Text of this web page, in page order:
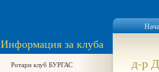
Информация за клуба
Ротари клуб БУРГАС д-р